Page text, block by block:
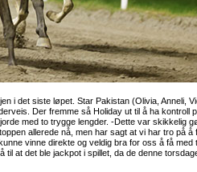
i det siste løpet. Star Pakistan (Olivia, Anneli,
Der fremme så Holiday ut til å ha kontroll
med to trygge lengder. -Dette var skikkelig
allerede nå, men har sagt at vi har tro på å
vinne direkte og veldig bra for oss å få med
til at det ble jackpot i spillet, da de denne